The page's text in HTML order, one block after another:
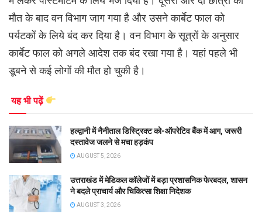
मौत के बाद वन विभाग जाग गया है और उसने कार्बेट फाल को
पर्यटकों के लिये बंद कर दिया है। वन विभाग के सूत्रों के अनुसार
कार्बेट फाल को अगले आदेश तक बंद रखा गया है। यहां पहले भी
डूबने से कई लोगों की मौत हो चुकी है।
यह भी पढ़ें
हल्द्वानी में नैनीताल डिस्ट्रिक्ट को-ऑपरेटिव बैंक में आग, जरूरी
दस्तावेज जलने से मचा हड़कंप
AUGUST 5, 2026
उत्तराखंड में मेडिकल कॉलेजों में बड़ा प्रशासनिक फेरबदल, शासन
ने बदले प्राचार्य और चिकित्सा शिक्षा निदेशक
AUGUST 3, 2026